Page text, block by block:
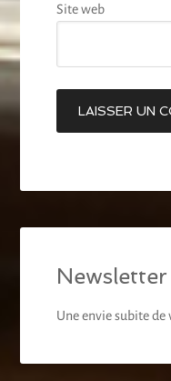
Site web
Newsletter
Une envie subite de